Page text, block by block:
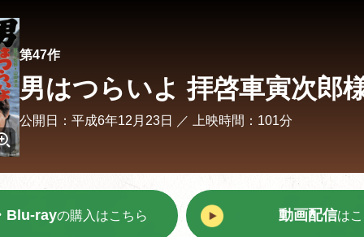
第47作
男はつらいよ 拝啓車寅次郎
公開日：平成6年12月23日 ／ 上映時間：101分
Blu-rayの購入はこちら 動画配信は